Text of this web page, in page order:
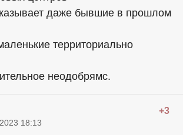
даже бывшие в прошлом
территориально
неодобрямс.
+3
18:13